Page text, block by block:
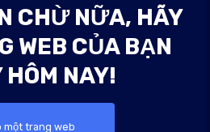
CHỪ NỮA, HÃY
WEB CỦA BẠN
HÔM NAY!
một trang web